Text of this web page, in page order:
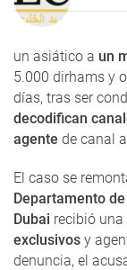
un asiático a un
5.000 dirhams y
días, tras ser
decodifican
agente de canal
El caso se
Departamento
Dubai recibió
exclusivos y
denuncia, el